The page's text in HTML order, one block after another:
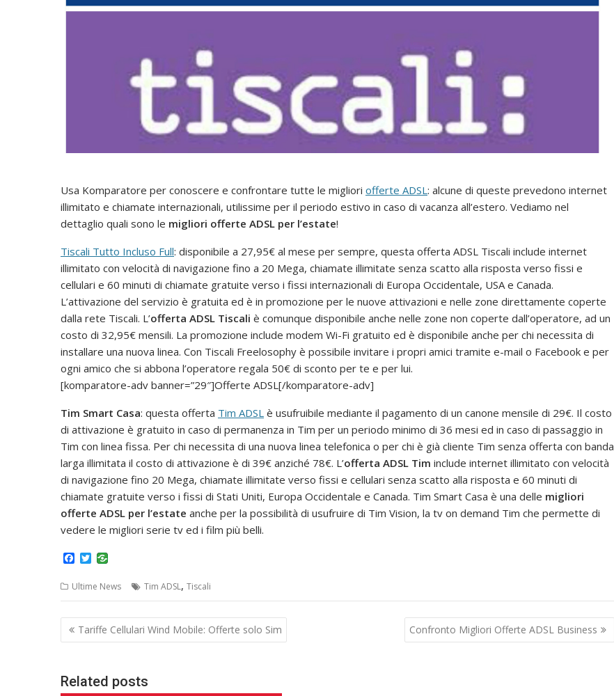
Usa Komparatore per conoscere e confrontare tutte le migliori offerte ADSL: alcune di queste prevedono internet
illimitato e chiamate internazionali, utilissime per il periodo estivo in caso di vacanza all’estero. Vediamo nel
dettaglio quali sono le migliori offerte ADSL per l’estate!
Tiscali Tutto Incluso Full: disponibile a 27,95€ al mese per sempre, questa offerta ADSL Tiscali include internet
illimitato con velocità di navigazione fino a 20 Mega, chiamate illimitate senza scatto alla risposta verso fissi e
cellulari e 60 minuti di chiamate gratuite verso i fissi internazionali di Europa Occidentale, USA e Canada.
L’attivazione del servizio è gratuita ed è in promozione per le nuove attivazioni e nelle zone direttamente coperte
dalla rete Tiscali. L’offerta ADSL Tiscali è comunque disponibile anche nelle zone non coperte dall’operatore, ad un
costo di 32,95€ mensili. La promozione include modem Wi-Fi gratuito ed è disponibile anche per chi necessita di
installare una nuova linea. Con Tiscali Freelosophy è possibile invitare i propri amici tramite e-mail o Facebook e per
ogni amico che si abbona l’operatore regala 50€ di sconto per te e per lui.
[komparatore-adv banner=”29″]Offerte ADSL[/komparatore-adv]
Tim Smart Casa: questa offerta Tim ADSL è usufruibile mediante il pagamento di un canone mensile di 29€. Il costo
di attivazione è gratuito in caso di permanenza in Tim per un periodo minimo di 36 mesi ed in caso di passaggio in
Tim con linea fissa. Per chi necessita di una nuova linea telefonica o per chi è già cliente Tim senza offerta con banda
larga illimitata il costo di attivazione è di 39€ anziché 78€. L’offerta ADSL Tim include internet illimitato con velocità
di navigazione fino 20 Mega, chiamate illimitate verso fissi e cellulari senza scatto alla risposta e 60 minuti di
chiamate gratuite verso i fissi di Stati Uniti, Europa Occidentale e Canada. Tim Smart Casa è una delle migliori
offerte ADSL per l’estate anche per la possibilità di usufruire di Tim Vision, la tv on demand Tim che permette di
vedere le migliori serie tv ed i film più belli.
c
e
b
o
o
T
t
t
e
r
Ultime News Tim ADSL, Tiscali
Navigazione
articoli
Tariffe Cellulari Wind Mobile: Offerte solo Sim Confronto Migliori Offerte ADSL Business
Related posts